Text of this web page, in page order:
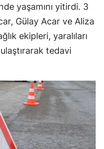
yaşamını yitirdi. 3
Gülay Acar ve Aliza
ekipleri, yaralıları
tedavi